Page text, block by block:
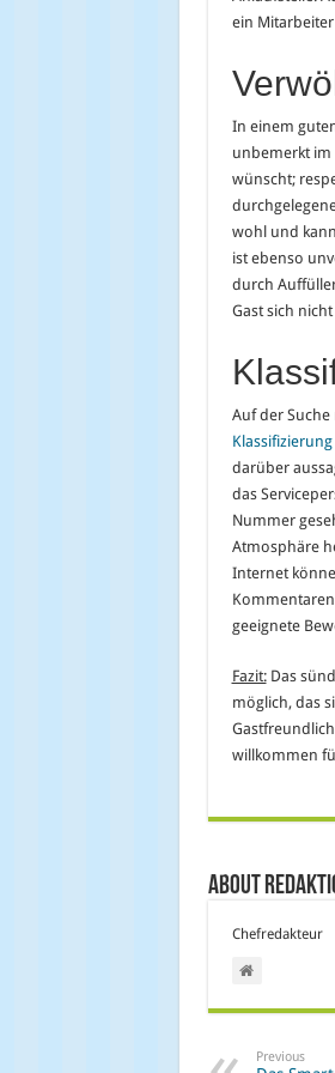
ein
In einem
unbemerkt im
wünscht;
wohl und
ist ebenso
durch
Gast sich
Auf der
Klassifizierung
darüber
das
Nummer
Atmosphäre
Internet
geeignete
Fazit:Das
möglich, das
willkommen
About
Chefredakteur
Previous